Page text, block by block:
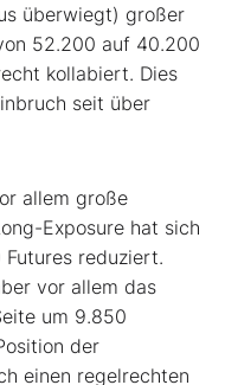
überwiegt) großer
52.200 auf 40.200
kollabiert. Dies
seit über
allem große
Exposure hat sich
Futures reduziert.
vor allem das
um 9.850
der
einen regelrechten